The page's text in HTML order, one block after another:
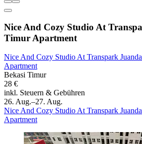
Nice And Cozy Studio At
Timur Apartment
Nice And Cozy Studio At Transpark
Apartment
Bekasi Timur
28 €
inkl. Steuern & Gebühren
26. Aug.–27. Aug.
Nice And Cozy Studio At Transpark
Apartment